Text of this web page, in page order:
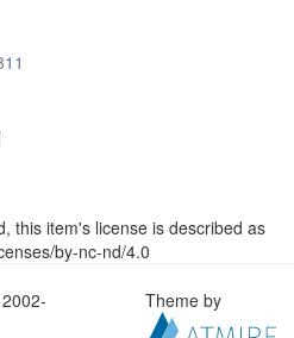
this item's license is described as
by-nc-nd/4.0
Theme by